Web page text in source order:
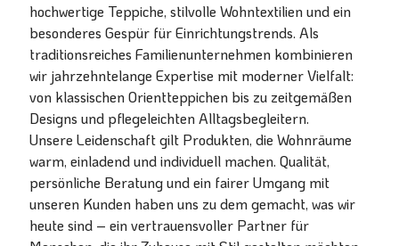
hochwertige Teppiche, stilvolle Wohntextilien und ein
besonderes Gespür für Einrichtungstrends. Als
traditionsreiches Familienunternehmen kombinieren
wir jahrzehntelange Expertise mit moderner Vielfalt:
von klassischen Orientteppichen bis zu zeitgemäßen
Designs und pflegeleichten Alltagsbegleitern.
Unsere Leidenschaft gilt Produkten, die Wohnräume
warm, einladend und individuell machen. Qualität,
persönliche Beratung und ein fairer Umgang mit
unseren Kunden haben uns zu dem gemacht, was wir
heute sind – ein vertrauensvoller Partner für